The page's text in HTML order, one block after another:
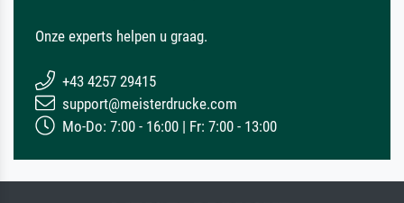
Onze experts helpen u graag.
+43 4257 29415
support@meisterdrucke.com
Mo-Do: 7:00 - 16:00 | Fr: 7:00 - 13:00